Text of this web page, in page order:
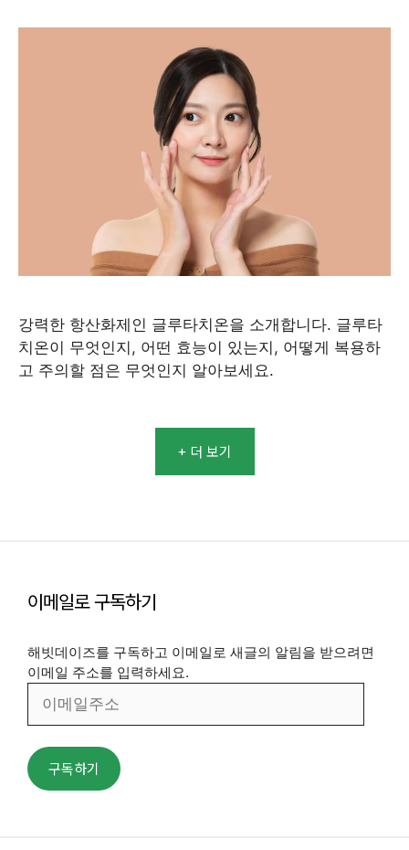
강력한 항산화제인 글루타치온을 소개합니다. 글루타
치온이 무엇인지, 어떤 효능이 있는지, 어떻게 복용하
고 주의할 점은 무엇인지 알아보세요.
+ 더 보기
이메일로 구독하기
해빗데이즈를 구독하고 이메일로 새글의 알림을 받으려면
이메일 주소를 입력하세요.
일
주
소
구독하기